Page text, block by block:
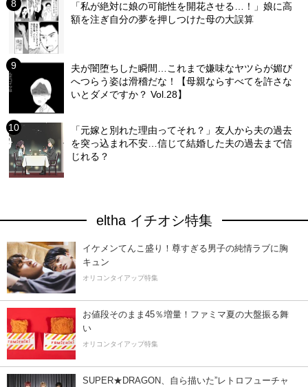
「私が絶対に娘の可能性を開花させる…！」娘に高
額を注ぎ自分の夢を押しつけた母の大誤算
夫が闇堕ちした瞬間…これまで嫌味なヤツらが媚び
へつらう姿は滑稽だな！【母親ならすべてを許さな
いとダメですか？ Vol.28】
「元嫁と別れた理由ってそれ？」友人から夫の過去
を突っ込まれ不安…信じて結婚した夫の過去まで信
じれる？
eltha イチオシ特集
イケメンてんこ盛り！尊すぎる男子の純情ラブに胸
キュン
オリコンタイアップ特集
お値段そのまま45％増量！ファミマ夏の大盤振る舞
い
オリコンタイアップ特集
SUPER★DRAGON、自ら描いた”レトロフューチャ